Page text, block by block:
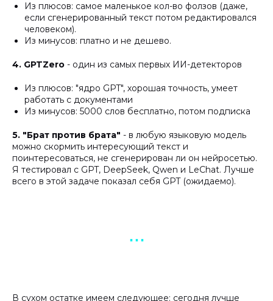
Из плюсов: самое маленькое кол-во фолзов (даже,
если сгенерированный текст потом редактировался
человеком).
Из минусов: платно и не дешево.
4. GPTZero - один из самых первых ИИ-детекторов
Из плюсов: "ядро GPT", хорошая точность, умеет
работать с документами
Из минусов: 5000 слов бесплатно, потом подписка
5. "Брат против брата" - в любую языковую модель
можно скормить интересующий текст и
поинтересоваться, не сгенерирован ли он нейросетью.
Я тестировал с GPT, DeepSeek, Qwen и LeChat. Лучше
всего в этой задаче показал себя GPT (ожидаемо).
▪︎ ▪︎ ▪︎
В сухом остатке имеем следующее: сегодня лучше